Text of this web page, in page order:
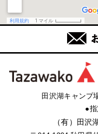
田沢湖キャンプ
●
（有）田沢